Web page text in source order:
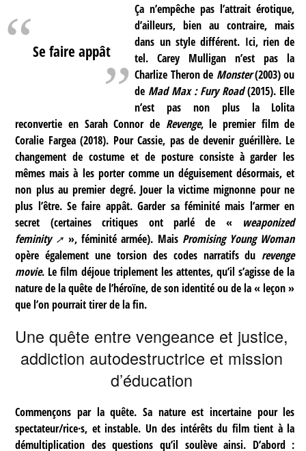
Se faire appât
Ça n’empêche pas l’attrait érotique,
d’ailleurs, bien au contraire, mais
dans un style différent. Ici, rien de
tel. Carey Mulligan n’est pas la
Charlize Theron de Monster(2003) ou
de Mad Max : Fury Road(2015). Elle
n’est pas non plus la Lolita
reconvertie en Sarah Connor de Revenge, le premier film de
Coralie Fargea (2018). Pour Cassie, pas de devenir guérillère. Le
changement de costume et de posture consiste à garder les
mêmes mais à les porter comme un déguisement désormais, et
non plus au premier degré. Jouer la victime mignonne pour ne
plus l’être. Se faire appât. Garder sa féminité mais l’armer en
secret (certaines critiques ont parlé de « weaponized
feminity
», féminité armée). Mais Promising Young Woman
opère également une torsion des codes narratifs du revenge
movie. Le film déjoue triplement les attentes, qu’il s’agisse de la
nature de la quête de l’héroïne, de son identité ou de la « leçon »
que l’on pourrait tirer de la fin.
Une quête entre vengeance et justice,
addiction autodestructrice et mission
d’éducation
Commençons par la quête. Sa nature est incertaine pour les
spectateur/rice·s, et instable. Un des intérêts du film tient à la
démultiplication des questions qu’il soulève ainsi. D’abord :